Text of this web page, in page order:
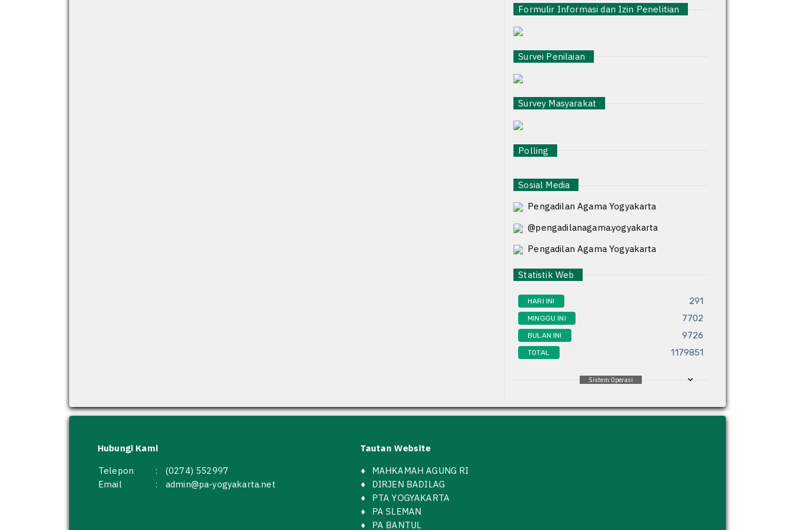
Formulir Informasi dan Izin Penelitian
Survei Penilaian
Survey Masyarakat
Polling
Sosial Media
Pengadilan Agama Yogyakarta
@pengadilanagama.yogyakarta
Pengadilan Agama Yogyakarta
Statistik Web
HARI INI 291
MINGGU INI 7702
BULAN INI 9726
TOTAL 1179851
Sistem Operasi
Hubungi Kami
Telepon
:
(0274) 552997
Email
: admin@pa-yogyakarta.net
Tautan Website
♦
MAHKAMAH AGUNG RI
♦
DIRJEN BADILAG
♦
PTA YOGYAKARTA
♦
PA SLEMAN
♦
PA BANTUL